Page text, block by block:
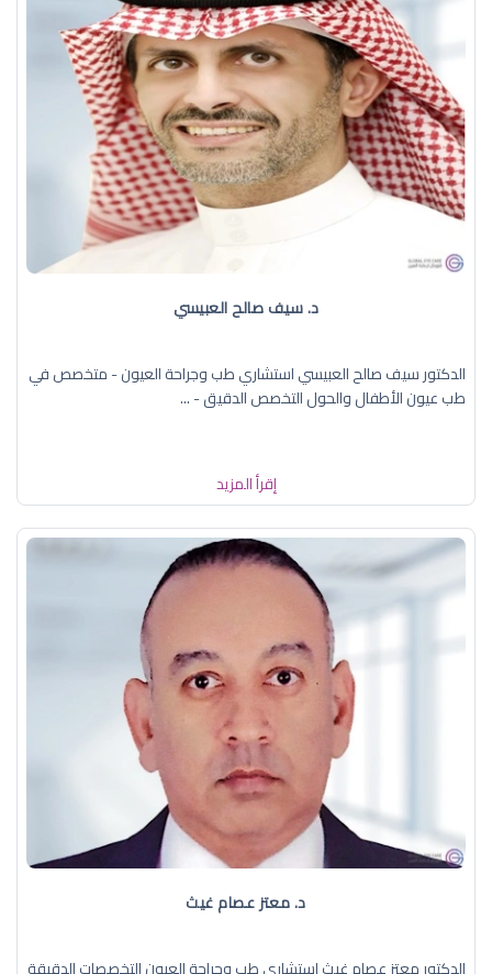
د. سيف صالح العبيسي
الدكتور سيف صالح العبيسي استشاري طب وجراحة العيون - متخصص في
طب عيون الأطفال والحول التخصص الدقيق - ...
إقرأ المزيد
د. معتز عصام غيث